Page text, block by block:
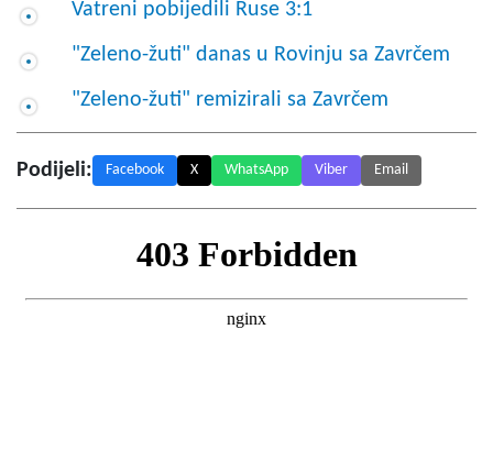
Vatreni pobijedili Ruse 3:1
"Zeleno-žuti" danas u Rovinju sa Zavrčem
"Zeleno-žuti" remizirali sa Zavrčem
Podijeli: Facebook X WhatsApp Viber Email